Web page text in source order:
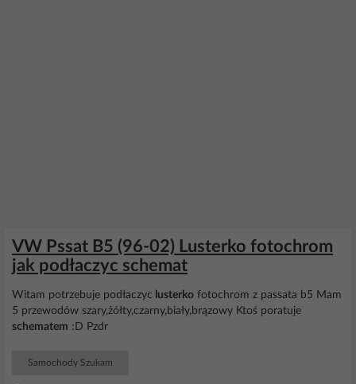
VW Pssat B5 (96-02) Lusterko fotochrom
jak podłaczyc schemat
Witam potrzebuje podłaczyc lusterko fotochrom z passata b5 Mam
5 przewodów szary,żółty,czarny,biały,brązowy Ktoś poratuje
schematem :D Pzdr
Samochody Szukam